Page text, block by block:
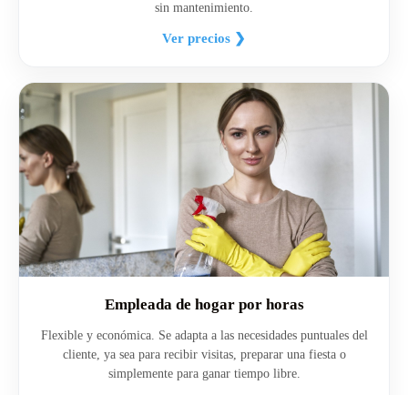
sin mantenimiento.
Ver precios ❯
Empleada de hogar por horas
Flexible y económica. Se adapta a las necesidades puntuales del
cliente, ya sea para recibir visitas, preparar una fiesta o
simplemente para ganar tiempo libre.